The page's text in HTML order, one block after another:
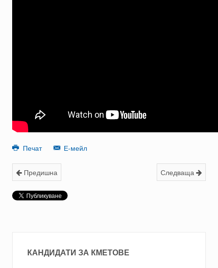
Печат Е-мейл
Предишна Следваща
КАНДИДАТИ ЗА КМЕТОВЕ